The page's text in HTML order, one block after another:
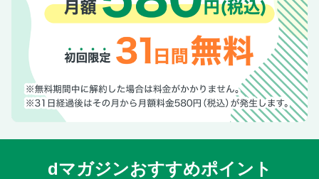
dマガジンおすすめポイント